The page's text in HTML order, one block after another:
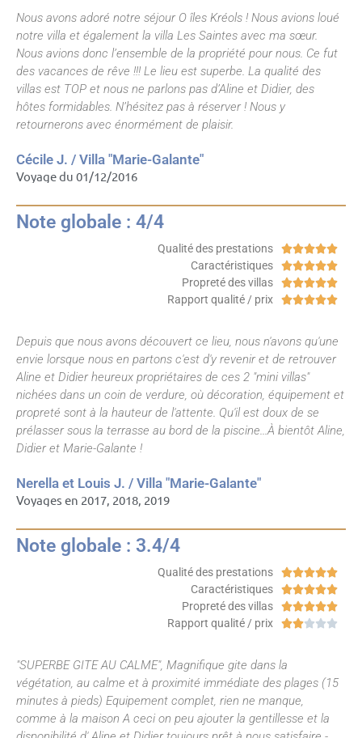
Nous avons adoré notre séjour O îles Kréols ! Nous avions loué
notre villa et également la villa Les Saintes avec ma sœur.
Nous avions donc l’ensemble de la propriété pour nous. Ce fut
des vacances de rêve !!! Le lieu est superbe. La qualité des
villas est TOP et nous ne parlons pas d’Aline et Didier, des
hôtes formidables. N’hésitez pas à réserver ! Nous y
retournerons avec énormément de plaisir.
Cécile J. / Villa "Marie-Galante"
Voyage du 01/12/2016
Note globale : 4/4
Qualité des prestations 
Caractéristiques 
Propreté des villas 
Rapport qualité / prix 
Depuis que nous avons découvert ce lieu, nous n'avons qu'une
envie lorsque nous en partons c'est d'y revenir et de retrouver
Aline et Didier heureux propriétaires de ces 2 "mini villas"
nichées dans un coin de verdure, où décoration, équipement et
propreté sont à la hauteur de l'attente. Qu'il est doux de se
prélasser sous la terrasse au bord de la piscine...À bientôt Aline,
Didier et Marie-Galante !
Nerella et Louis J. / Villa "Marie-Galante"
Voyages en 2017, 2018, 2019
Note globale : 3.4/4
Qualité des prestations 
Caractéristiques 
Propreté des villas 
Rapport qualité / prix 
"SUPERBE GITE AU CALME", Magnifique gite dans la
végétation, au calme et à proximité immédiate des plages (15
minutes à pieds) Equipement complet, rien ne manque,
comme à la maison A ceci on peu ajouter la gentillesse et la